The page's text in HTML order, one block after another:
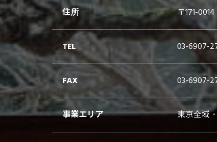
住所 〒171-
TEL 03-6907-
FAX 03-6907-
事業エリア 東京全域